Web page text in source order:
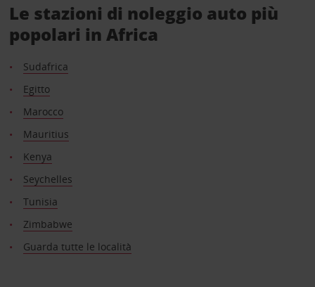
Le stazioni di noleggio auto più
popolari in Africa
Sudafrica
Egitto
Marocco
Mauritius
Kenya
Seychelles
Tunisia
Zimbabwe
Guarda tutte le località